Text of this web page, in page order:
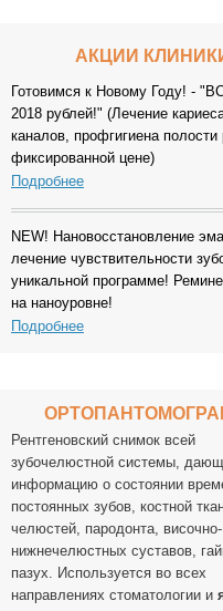
АКЦИИ
Готовимся к Новому Году! -
2018 рублей!" (Лечение
каналов, профгигиена полости
фиксированной цене)
Подробнее
NEW! Нановосстановление
лечение чувствительности
уникальной программе!
на наноуровне!
Подробнее
Рентгеновский снимок всей
зубочелюстной системы,
информацию о состоянии
постоянных зубов, костной
челюстей, пародонта, височно-
нижнечелюстных суставов,
пазух. Используется во всех
направлениях стоматологии и